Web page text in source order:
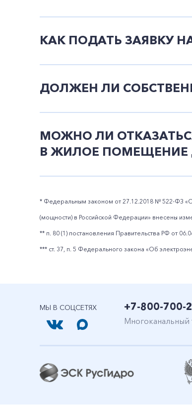
КАК ПОДАТЬ ЗАЯВКУ
ДОЛЖЕН ЛИ
МОЖНО ЛИ
В ЖИЛОЕ ПОМЕЩЕНИЕ
* Федеральным законом от 27.12.2018 № 522-ФЗ «О
(мощности) в Российской Федерации» внесены
** п. 80 (1) постановления Правительства РФ от
*** ст. 37, п. 5 Федерального закона «Об
МЫ В СОЦСЕТЯХ +7-800-700-
Многоканальный